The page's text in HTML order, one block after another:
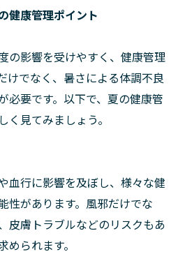
健康管理ポイント
の影響を受けやすく、健康管理
けでなく、暑さによる体調不良
必要です。以下で、夏の健康管
見てみましょう。
血行に影響を及ぼし、様々な健
性があります。風邪だけでな
皮膚トラブルなどのリスクもあ
られます。